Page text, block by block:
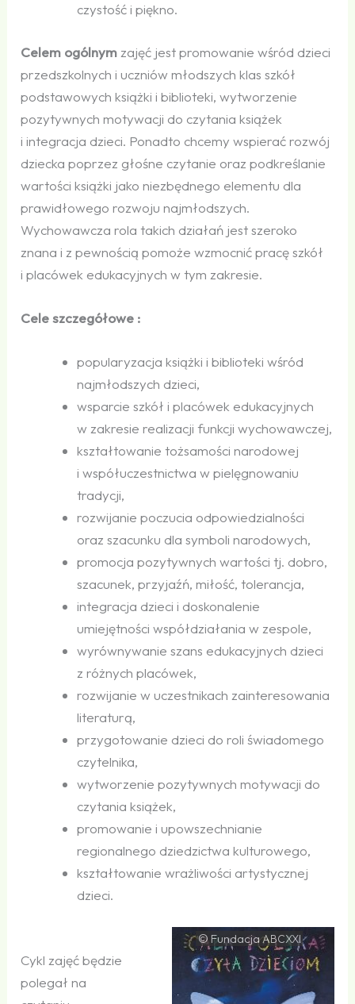
czystość i piękno.
Celem ogólnym zajęć jest promowanie wśród dzieci
przedszkolnych i uczniów młodszych klas szkół
podstawowych książki i biblioteki, wytworzenie
pozytywnych motywacji do czytania książek
i integracja dzieci. Ponadto chcemy wspierać rozwój
dziecka poprzez głośne czytanie oraz podkreślanie
wartości książki jako niezbędnego elementu dla
prawidłowego rozwoju najmłodszych.
Wychowawcza rola takich działań jest szeroko
znana i z pewnością pomoże wzmocnić pracę szkół
i placówek edukacyjnych w tym zakresie.
Cele szczegółowe :
popularyzacja książki i biblioteki wśród
najmłodszych dzieci,
wsparcie szkół i placówek edukacyjnych
w zakresie realizacji funkcji wychowawczej,
kształtowanie tożsamości narodowej
i współuczestnictwa w pielęgnowaniu
tradycji,
rozwijanie poczucia odpowiedzialności
oraz szacunku dla symboli narodowych,
promocja pozytywnych wartości tj. dobro,
szacunek, przyjaźń, miłość, tolerancja,
integracja dzieci i doskonalenie
umiejętności współdziałania w zespole,
wyrównywanie szans edukacyjnych dzieci
z różnych placówek,
rozwijanie w uczestnikach zainteresowania
literaturą,
przygotowanie dzieci do roli świadomego
czytelnika,
wytworzenie pozytywnych motywacji do
czytania książek,
promowanie i upowszechnianie
regionalnego dziedzictwa kulturowego,
kształtowanie wrażliwości artystycznej
dzieci.
© FundacjaABCXXI
Cykl zajęć będzie
polegał na